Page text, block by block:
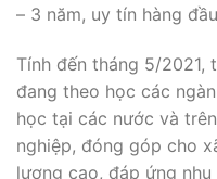
– 3 năm, uy tín hàng
Tính đến tháng 5/2021,
đang theo học các
học tại các nước và
nghiệp, đóng góp cho
lượng cao, đáp ứng